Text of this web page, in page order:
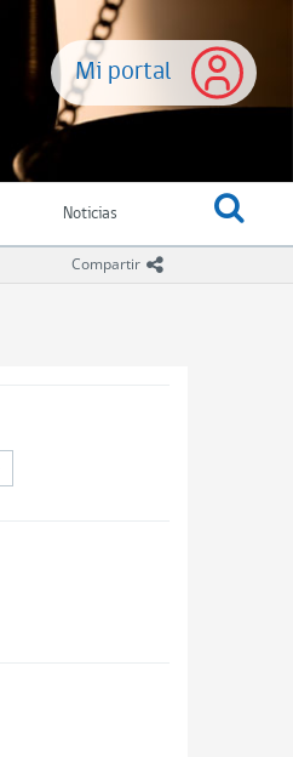
Mi portal
Noticias
Compartir icono compartir